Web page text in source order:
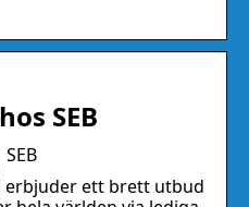
SEB
erbjuder ett brett utbud